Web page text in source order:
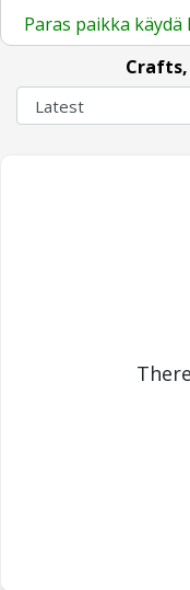
Paras paikka
Crafts,